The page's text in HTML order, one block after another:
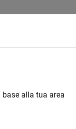
blocks
alla tua area